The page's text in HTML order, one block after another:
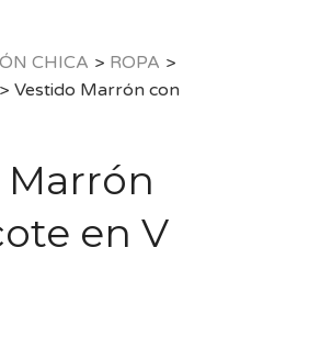
CHICA > ROPA >
> Vestido Marrón con
en V